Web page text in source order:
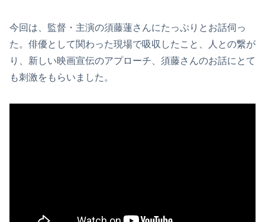
今回は、監督・主演の須藤蓮さんにたっぷりとお話伺っ
た。俳優として関わった現場で吸収したこと、人との繋が
り、新しい映画宣伝のアプローチ、須藤さんのお話にとて
も刺激をもらいました。